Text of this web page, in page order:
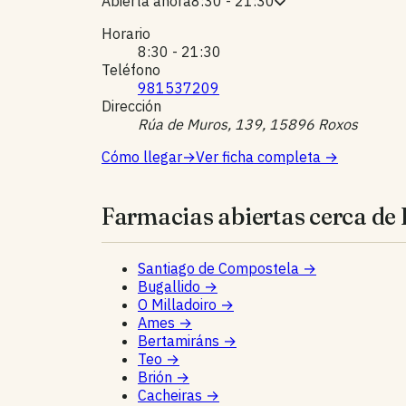
Horario
8:30 - 21:30
Teléfono
981537209
Dirección
Rúa de Muros, 139, 15896 Roxos
Cómo llegar→Ver ficha completa →
Farmacias abiertas cerca de
Santiago de Compostela →
Bugallido →
O Milladoiro →
Ames →
Bertamiráns →
Teo →
Brión →
Cacheiras →